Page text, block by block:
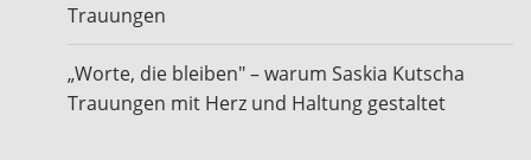
Trauungen
„Worte, die bleiben" – warum Saskia Kutscha
Trauungen mit Herz und Haltung gestaltet